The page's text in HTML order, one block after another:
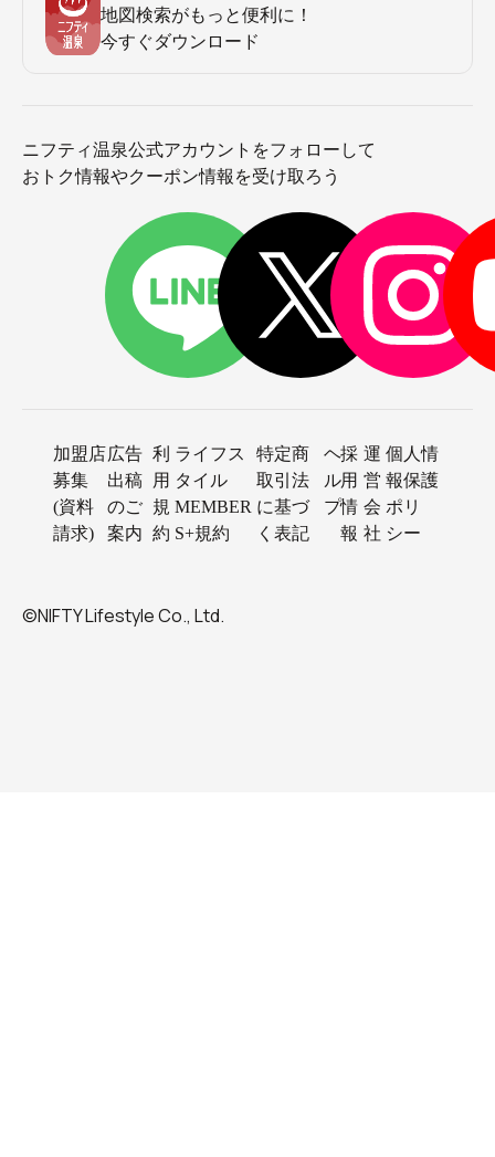
地図検索がもっと便利に！
今すぐダウンロード
ニフティ温泉公式アカウントをフォローして
おトク情報やクーポン情報を受け取ろう
加盟店
募集
(資料
請求)
広告
出稿
のご
案内
利
用
規
約
ライフス
タイル
MEMBER
S+規約
特定商
取引法
に基づ
く表記
ヘ
ル
プ
採
用
情
報
運
営
会
社
個人情
報保護
ポリ
シー
©NIFTY Lifestyle Co., Ltd.